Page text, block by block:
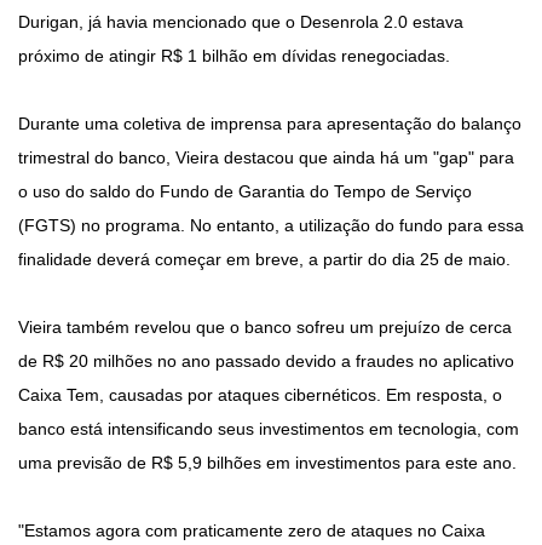
Durigan, já havia mencionado que o Desenrola 2.0 estava
próximo de atingir R$ 1 bilhão em dívidas renegociadas.
Durante uma coletiva de imprensa para apresentação do balanço
trimestral do banco, Vieira destacou que ainda há um "gap" para
o uso do saldo do Fundo de Garantia do Tempo de Serviço
(FGTS) no programa. No entanto, a utilização do fundo para essa
finalidade deverá começar em breve, a partir do dia 25 de maio.
Vieira também revelou que o banco sofreu um prejuízo de cerca
de R$ 20 milhões no ano passado devido a fraudes no aplicativo
Caixa Tem, causadas por ataques cibernéticos. Em resposta, o
banco está intensificando seus investimentos em tecnologia, com
uma previsão de R$ 5,9 bilhões em investimentos para este ano.
"Estamos agora com praticamente zero de ataques no Caixa